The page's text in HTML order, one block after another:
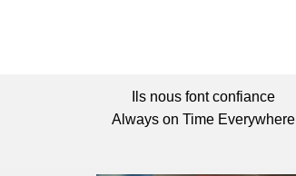
Ils nous font confiance
Always on Time Everywhere